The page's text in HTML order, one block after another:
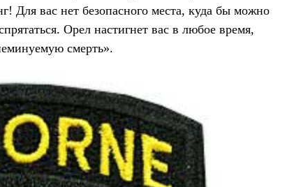
Для вас нет безопасного места, куда бы можно
Орел настигнет вас в любое время,
смерть».